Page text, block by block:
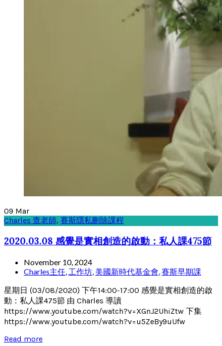
09 Mar
Charles 查老師, 賽斯隱私刪除課程
2020.03.08 感覺是實相創造的啟動：私人課475節
November 10, 2024
Charles主任, 工作坊, 美國新時代基金會,賽斯早期課
星期日 (03/08/2020) 下午14:00-17:00 感覺是實相創造的啟
動：私人課475節 由 Charles 導讀
https://www.youtube.com/watch?v=XGnJ2UhiZtw 下集
https://www.youtube.com/watch?v=u5ZeBy9uUfw
Read more